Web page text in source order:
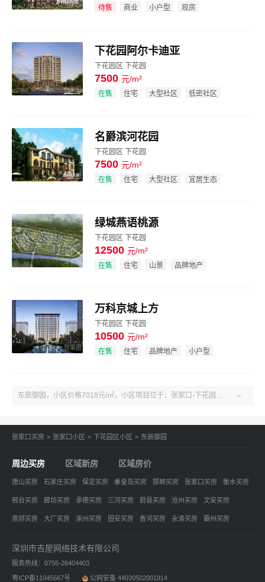
效果图 待售 商业 小户型 现房
效果图
下花园阿尔卡迪亚
下花园区 下花园
7500 元/m²
在售 住宅 大型社区 低密社区
效果图
名爵滨河花园
下花园区 下花园
7500 元/m²
在售 住宅 大型社区 宜居生态
效果图
绿城燕语桃源
下花园区 下花园
12500 元/m²
在售 住宅 山景 品牌地产
效果图
万科京城上方
下花园区 下花园
10500 元/m²
在售 住宅 品牌地产 小户型

张家口买房 > 张家口小区 > 下花园区小区 > 东辰御园
周边买房 区域新房 区域房价
唐山买房 石家庄买房 保定买房 秦皇岛买房 邯郸买房 张家口买房 衡水买房
邢台买房 廊坊买房 承德买房 三河买房 蔚县买房 沧州买房 文安买房
燕郊买房 大厂买房 涿州买房 固安买房 香河买房 永清买房 霸州买房
深圳市吉屋网络技术有限公司
服务热线：0755-26404403
粤ICP备11045667号 公网安备 44030502001914